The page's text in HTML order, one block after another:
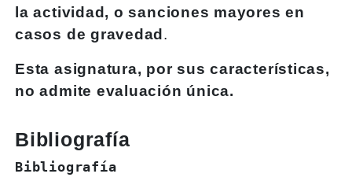
la actividad, o sanciones mayores en
casos de gravedad .
Esta asignatura, por sus características,
no admite evaluación única.
Bibliografía
Bibliografía